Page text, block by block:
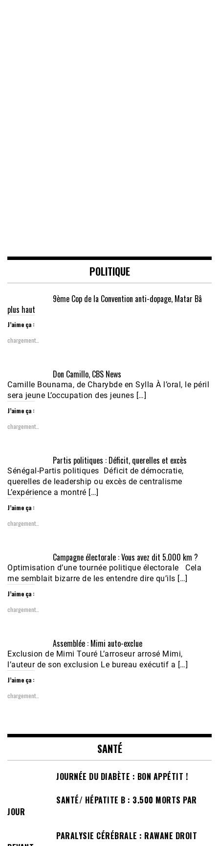
POLITIQUE
9ème Cop de la Convention anti-dopage, Matar Bâ
plus haut
J’aime ça :
chargement…
Don Camillo, CBS News
Camille Bounama, de Charybde en Sylla À l’oral, le péril
sera jeune L’occupation des jeunes […]
J’aime ça :
chargement…
Partis politiques : Déficit, querelles et excès
Sénégal-Partis politiques Déficit de démocratie,
querelles de leadership ou excès de centralisme
L’expérience a montré […]
J’aime ça :
chargement…
Campagne électorale : Vous avez dit 5.000 km ?
Optimisation d’une tournée politique électorale Cela
me semblait bizarre de les entendre dire qu’ils […]
J’aime ça :
chargement…
Assemblée : Mimi auto-exclue
Exclusion de Mimi Touré L’arroseur arrosé Mimi,
l’auteur de son exclusion Le bureau exécutif a […]
J’aime ça :
chargement…
SANTÉ
JOURNÉE DU DIABÈTE : BON APPÉTIT !
SANTÉ/ HÉPATITE B : 3.500 MORTS PAR
JOUR
PARALYSIE CÉRÉBRALE : RAWANE DROIT